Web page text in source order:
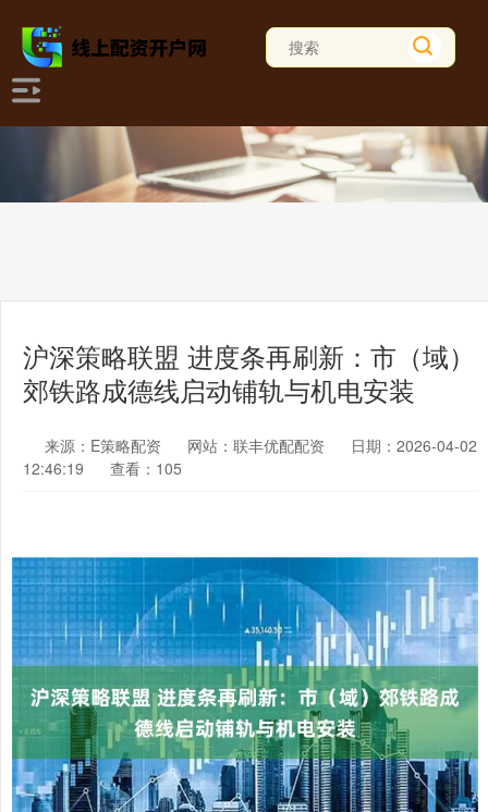
沪深策略联盟 进度条再刷新：市（域）
郊铁路成德线启动铺轨与机电安装
来源：E策略配资 网站：联丰优配配资
日期：2026-04-02
12:46:19
查看：105